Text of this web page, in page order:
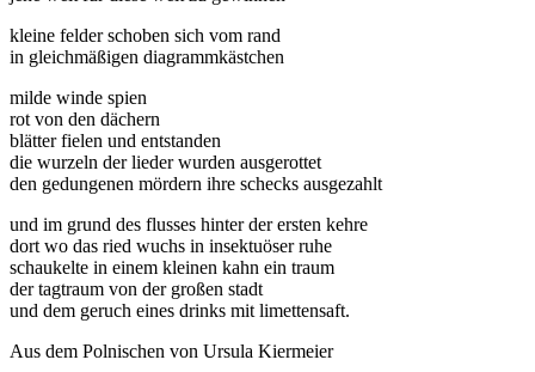
kleine felder schoben sich vom rand
in gleichmäßigen diagrammkästchen
milde winde spien
rot von den dächern
blätter fielen und entstanden
die wurzeln der lieder wurden ausgerottet
den gedungenen mördern ihre schecks ausgezahlt
und im grund des flusses hinter der ersten kehre
dort wo das ried wuchs in insektuöser ruhe
schaukelte in einem kleinen kahn ein traum
der tagtraum von der großen stadt
und dem geruch eines drinks mit limettensaft.
Aus dem Polnischen von Ursula Kiermeier